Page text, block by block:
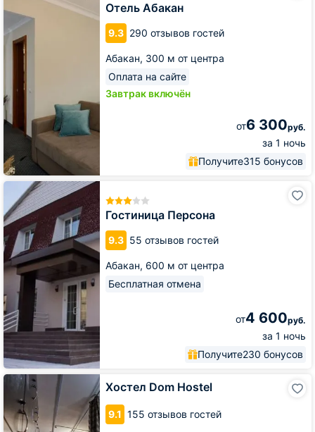
Отель Абакан
9.3 290 отзывов гостей
Абакан, 300 м от центра
Оплата на сайте
Завтрак включён
от6 300руб.
за 1 ночь
Получите315 бонусов
Гостиница Персона
9.3 55 отзывов гостей
Абакан, 600 м от центра
Бесплатная отмена
от4 600руб.
за 1 ночь
Получите230 бонусов
Гостиница
Персона
Хостел Dom Hostel
9.1 155 отзывов гостей
Хостел
Hostel